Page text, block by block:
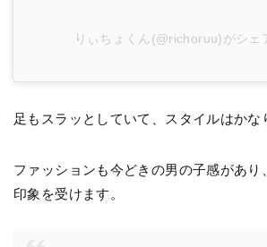
りぃちょくん(@richoruu)がシェ
足もスラッとしていて、スタイルはかな
ファッションも今どきの男の子感があり
印象を受けます。